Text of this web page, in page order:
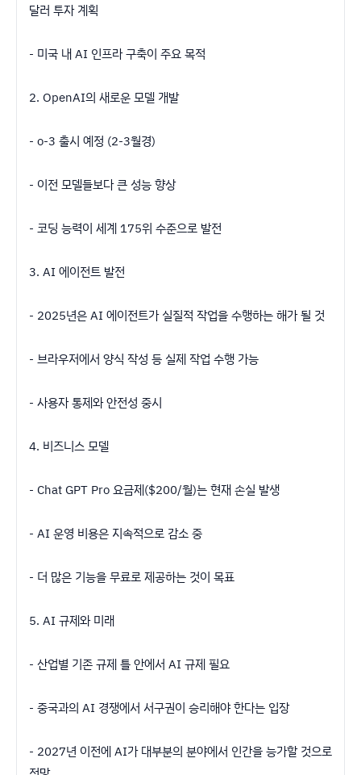
달러 투자 계획
- 미국 내 AI 인프라 구축이 주요 목적
2. OpenAI의 새로운 모델 개발
- o-3 출시 예정 (2-3월경)
- 이전 모델들보다 큰 성능 향상
- 코딩 능력이 세계 175위 수준으로 발전
3. AI 에이전트 발전
- 2025년은 AI 에이전트가 실질적 작업을 수행하는 해가 될 것
- 브라우저에서 양식 작성 등 실제 작업 수행 가능
- 사용자 통제와 안전성 중시
4. 비즈니스 모델
- Chat GPT Pro 요금제($200/월)는 현재 손실 발생
- AI 운영 비용은 지속적으로 감소 중
- 더 많은 기능을 무료로 제공하는 것이 목표
5. AI 규제와 미래
- 산업별 기존 규제 틀 안에서 AI 규제 필요
- 중국과의 AI 경쟁에서 서구권이 승리해야 한다는 입장
- 2027년 이전에 AI가 대부분의 분야에서 인간을 능가할 것으로